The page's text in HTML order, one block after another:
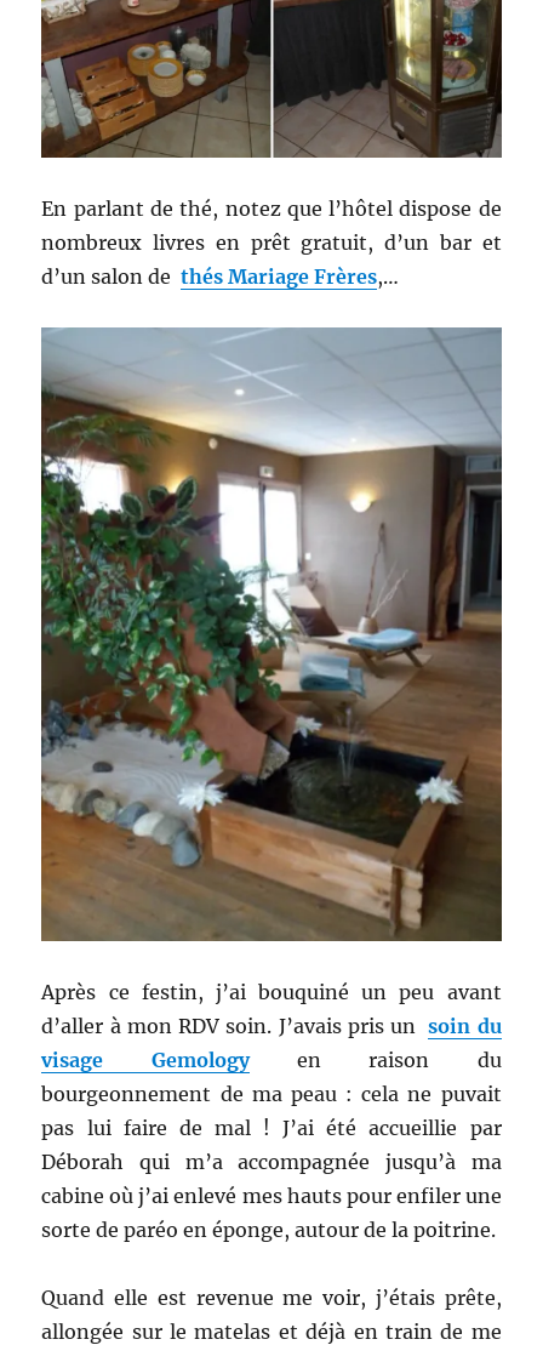
En parlant de thé, notez que l’hôtel dispose de
nombreux livres en prêt gratuit, d’un bar et
d’un salon dethés Mariage Frères,…
Après ce festin, j’ai bouquiné un peu avant
d’aller à mon RDV soin. J’avais pris un
soin du
visage Gemologyen raison du
bourgeonnement de ma peau : cela ne puvait
pas lui faire de mal ! J’ai été accueillie par
Déborah qui m’a accompagnée jusqu’à ma
cabine où j’ai enlevé mes hauts pour enfiler une
sorte de paréo en éponge, autour de la poitrine.
Quand elle est revenue me voir, j’étais prête,
allongée sur le matelas et déjà en train de me